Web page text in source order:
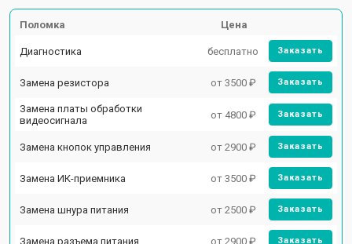
Поломка Цена
Диагностика бесплатно Заказать
Замена резистора от 3500 ₽ Заказать
Замена платы обработки
видеосигнала
от 4800 ₽ Заказать
Замена кнопок управления от 2900 ₽ Заказать
Замена ИК-приемника от 3500 ₽ Заказать
Замена шнура питания от 2500 ₽ Заказать
Замена разъема питания от 2900 ₽ Заказать